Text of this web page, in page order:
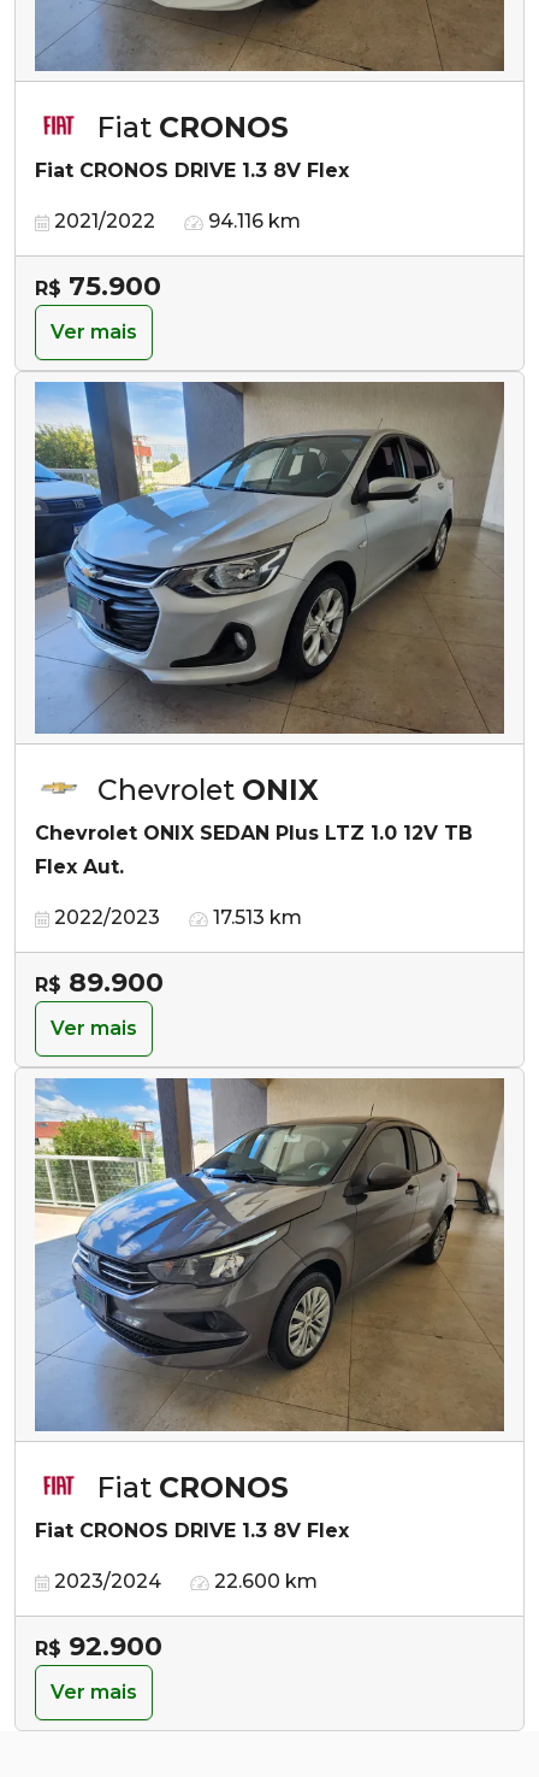
Fiat CRONOS
Fiat CRONOS DRIVE 1.3 8V Flex
2021/2022 94.116 km
R$ 75.900
Ver mais
Chevrolet ONIX
Chevrolet ONIX SEDAN Plus LTZ 1.0 12V TB
Flex Aut.
2022/2023 17.513 km
R$ 89.900
Ver mais
Fiat CRONOS
Fiat CRONOS DRIVE 1.3 8V Flex
2023/2024 22.600 km
R$ 92.900
Ver mais